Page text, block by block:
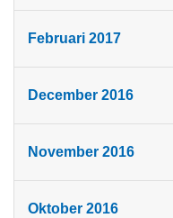
Februari 2017
December 2016
November 2016
Oktober 2016